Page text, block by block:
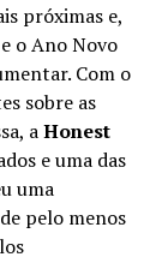
próximas e,
o Ano Novo
Com o
sobre as
aHonest
e uma das
uma
pelo menos